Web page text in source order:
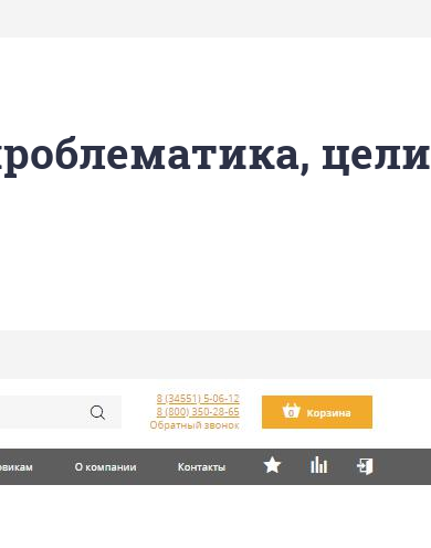
цели